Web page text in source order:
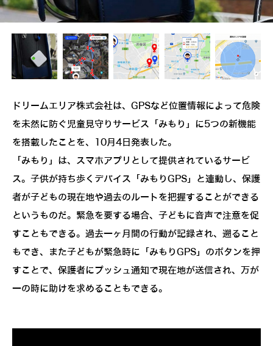
ドリームエリア株式会社は、GPSなど位置情報によって危険
を未然に防ぐ児童見守りサービス「みもり」に5つの新機能
を搭載したことを、10月4日発表した。
「みもり」は、スマホアプリとして提供されているサービ
ス。子供が持ち歩くデバイス「みもりGPS」と連動し、保護
者が子どもの現在地や過去のルートを把握することができる
というものだ。緊急を要する場合、子どもに音声で注意を促
すこともできる。過去一ヶ月間の行動が記録され、遡ること
もでき、また子どもが緊急時に「みもりGPS」のボタンを押
すことで、保護者にプッシュ通知で現在地が送信され、万が
一の時に助けを求めることもできる。